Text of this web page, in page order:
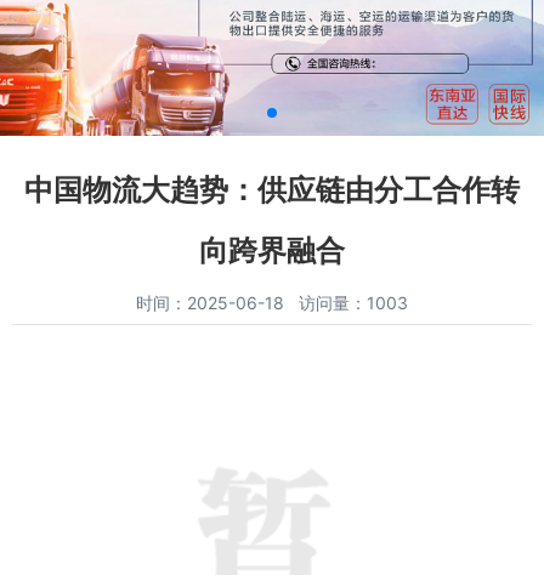
中国物流大趋势：供应链由分工合作转
向跨界融合
时间：2025-06-18 访问量：1003